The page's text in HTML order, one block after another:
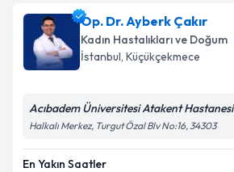
Op. Dr. Ayberk Çakır
Kadın Hastalıkları ve Doğum
İstanbul, Küçükçekmece
Acıbadem Üniversitesi Atakent Hastanesi
Halkalı Merkez, Turgut Özal Blv No:16, 34303
En Yakın Saatler